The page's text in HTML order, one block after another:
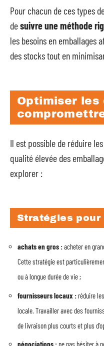
Pour chacun de ces types
desuivre une méthode
les besoins en emballages
des stocks tout en
Optimiser les
Il est possible de réduire
qualité élevée des
explorer :
Stratégies
achats en gros :acheter en
Cette stratégie est
ou à longue durée de vie ;
fournisseurs locaux : réduire
locale. Travailler avec des
de livraison plus courts et plus
négociations : ne pas hésiter à